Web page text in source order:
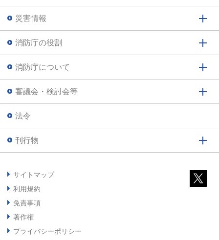
災害情報
消防庁の役割
消防庁について
審議会・検討会等
法令
刊行物
サイトマップ
利用規約
免責事項
著作権
プライバシーポリシー